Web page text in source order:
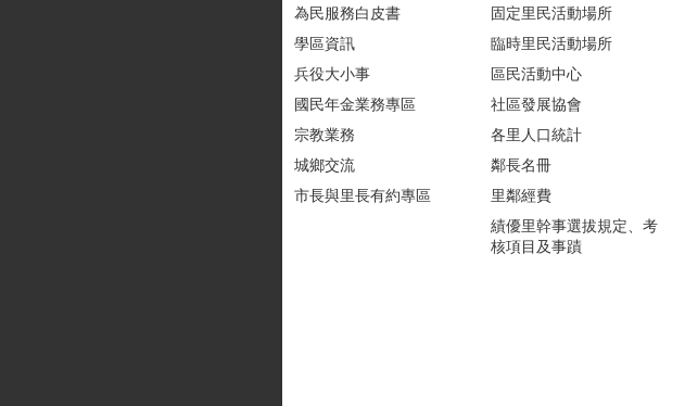
為民服務白皮書
學區資訊
兵役大小事
國民年金業務專區
宗教業務
城鄉交流
市長與里長有約專區
固定里民活動場所
臨時里民活動場所
區民活動中心
社區發展協會
各里人口統計
鄰長名冊
里鄰經費
績優里幹事選拔規定、考
核項目及事蹟